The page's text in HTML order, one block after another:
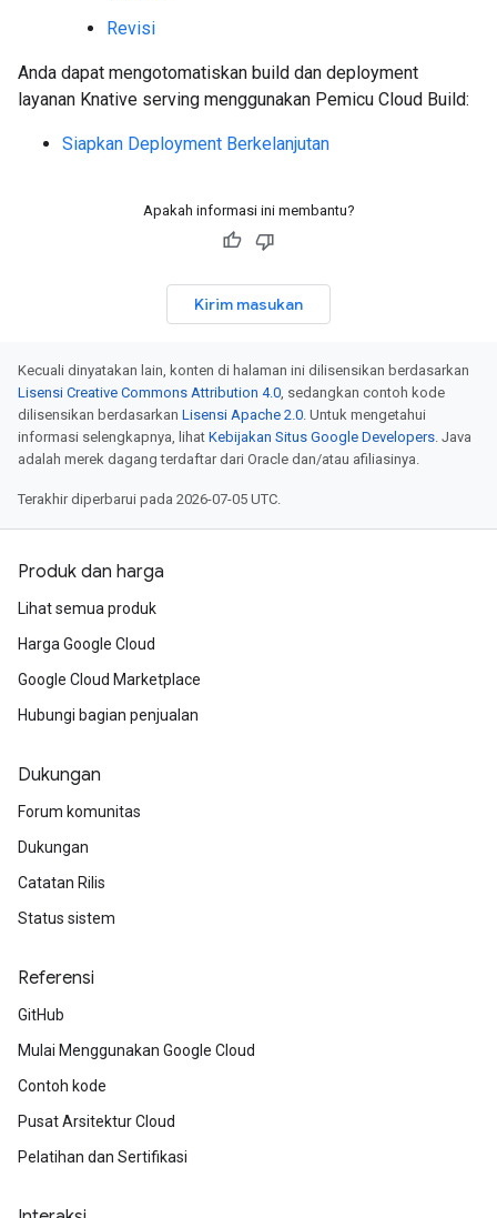
Revisi
Anda dapat mengotomatiskan build dan deployment
layanan Knative serving menggunakan Pemicu Cloud Build:
Siapkan Deployment Berkelanjutan
Apakah informasi ini membantu?
Kirim masukan
Kecuali dinyatakan lain, konten di halaman ini dilisensikan berdasarkan
Lisensi Creative Commons Attribution 4.0, sedangkan contoh kode
dilisensikan berdasarkan Lisensi Apache 2.0. Untuk mengetahui
informasi selengkapnya, lihat Kebijakan Situs Google Developers. Java
adalah merek dagang terdaftar dari Oracle dan/atau afiliasinya.
Terakhir diperbarui pada 2026-07-05 UTC.
Produk dan harga
Lihat semua produk
Harga Google Cloud
Google Cloud Marketplace
Hubungi bagian penjualan
Dukungan
Forum komunitas
Dukungan
Catatan Rilis
Status sistem
Referensi
GitHub
Mulai Menggunakan Google Cloud
Contoh kode
Pusat Arsitektur Cloud
Pelatihan dan Sertifikasi